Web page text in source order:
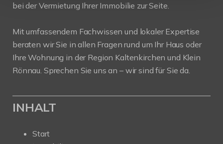
bei der Vermietung Ihrer Immobilie zur Seite.
Mit umfassendem Fachwissen und lokaler Expertise
beraten wir Sie in allen Fragen rund um Ihr Haus oder
Ihre Wohnung in der Region Kaltenkirchen und Klein
Rönnau. Sprechen Sie uns an – wir sind für Sie da.
INHALT
Start